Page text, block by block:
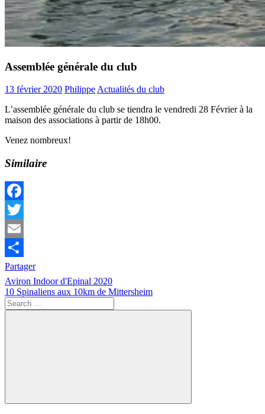
Assemblée générale du club
13 février 2020 PhilippeActualités du club
L’assemblée générale du club se tiendra le vendredi 28 Février à la
maison des associations à partir de 18h00.
Venez nombreux!
Similaire
Facebook
Twitter
Email
Partager
Actualités
Navigation
de
l’article
Previous
Post:
Aviron Indoor d'Epinal 2020
Next
Post:
10 Spinaliens aux 10km de Mittersheim
Search
for:
Search